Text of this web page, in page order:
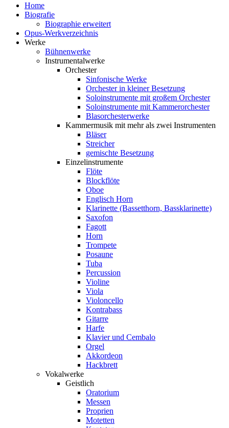
Home
Biografie
Biographie erweitert
Opus-Werkverzeichnis
Werke
Bühnenwerke
Instrumentalwerke
Orchester
Sinfonische Werke
Orchester in kleiner Besetzung
Soloinstrumente mit großem Orchester
Soloinstrumente mit Kammerorchester
Blasorchesterwerke
Kammermusik mit mehr als zwei Instrumenten
Bläser
Streicher
gemischte Besetzung
Einzelinstrumente
Flöte
Blockflöte
Oboe
Englisch Horn
Klarinette (Bassetthorn, Bassklarinette)
Saxofon
Fagott
Horn
Trompete
Posaune
Tuba
Percussion
Violine
Viola
Violoncello
Kontrabass
Gitarre
Harfe
Klavier und Cembalo
Orgel
Akkordeon
Hackbrett
Vokalwerke
Geistlich
Oratorium
Messen
Proprien
Motetten